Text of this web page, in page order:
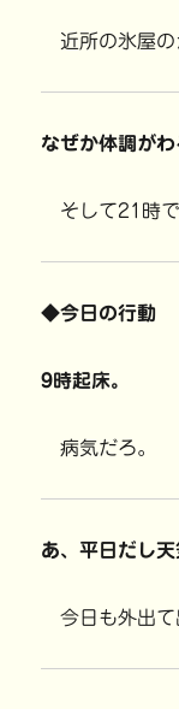
近所の氷屋の
なぜか体調がわ
そして21時で
◆今日の行動
9時起床。
病気だろ。
あ、平日だし天
今日も外出て